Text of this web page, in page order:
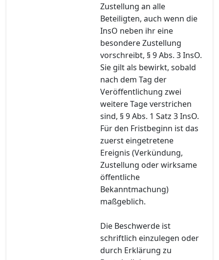
Zustellung an alle
Beteiligten, auch wenn die
InsO neben ihr eine
besondere Zustellung
vorschreibt, § 9 Abs. 3 InsO.
Sie gilt als bewirkt, sobald
nach dem Tag der
Veröffentlichung zwei
weitere Tage verstrichen
sind, § 9 Abs. 1 Satz 3 InsO.
Für den Fristbeginn ist das
zuerst eingetretene
Ereignis (Verkündung,
Zustellung oder wirksame
öffentliche
Bekanntmachung)
maßgeblich.
Die Beschwerde ist
schriftlich einzulegen oder
durch Erklärung zu